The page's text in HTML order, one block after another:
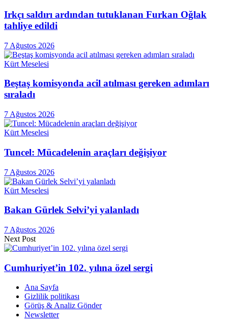
Irkçı saldırı ardından tutuklanan Furkan Oğlak
tahliye edildi
7 Ağustos 2026
Kürt Meselesi
Beştaş komisyonda acil atılması gereken adımları
sıraladı
7 Ağustos 2026
Kürt Meselesi
Tuncel: Mücadelenin araçları değişiyor
7 Ağustos 2026
Kürt Meselesi
Bakan Gürlek Selvi’yi yalanladı
7 Ağustos 2026
Next Post
Cumhuriyet’in 102. yılına özel sergi
Ana Sayfa
Gizlilik politikası
Görüş & Analiz Gönder
Newsletter